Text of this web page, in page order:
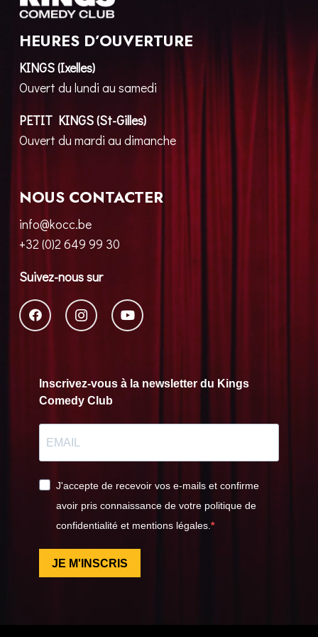
HEURES D’OUVERTURE
KINGS (Ixelles)
Ouvert du lundi au samedi
PETIT KINGS (St-Gilles)
Ouvert du mardi au dimanche
NOUS CONTACTER
info@kocc.be
+32 (0)2 649 99 30
Suivez-nous sur
Inscrivez-vous à la newsletter du Kings
Comedy Club
J'accepte de recevoir vos e-mails et confirme
avoir pris connaissance de votre politique de
confidentialité et mentions légales.
JE M'INSCRIS